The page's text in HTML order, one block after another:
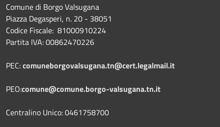
Comune di Borgo Valsugana
Piazza Degasperi, n. 20 - 38051
Codice Fiscale: 81000910224
Partita IVA: 00862470226
PEC:comuneborgovalsugana.tn@cert.legalmail.it
PEO:comune@comune.borgo-valsugana.tn.it
Centralino Unico: 0461758700